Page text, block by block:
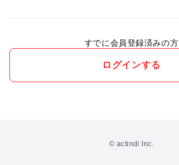
すでに会員登録済みの方
ログインする
© actindi Inc.